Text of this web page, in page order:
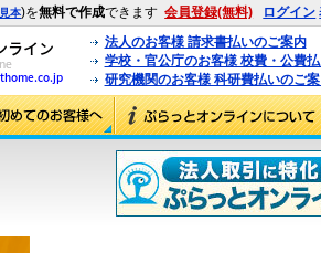
見本)を無料で作成できます 会員登録(無料) ログイン
法人のお客様 請求書払いのご案内
学校・官公庁のお客様 校費・公費
研究機関のお客様 科研費払いのご